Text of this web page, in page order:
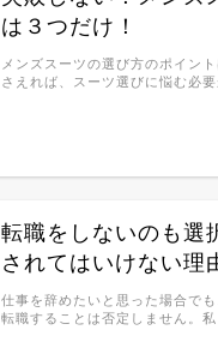
は３つだけ！
メンズスーツの選び方のポイン
さえれば、スーツ選びに悩む必
転職をしないのも選
されてはいけない理
仕事を辞めたいと思った場合で
転職することは否定しません。